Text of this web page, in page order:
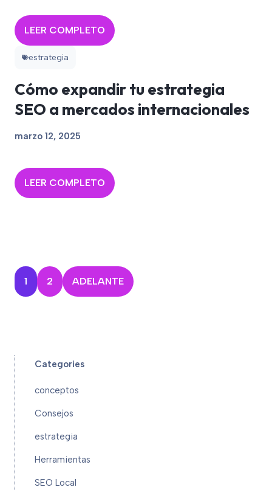
LEER COMPLETO
estrategia
Cómo expandir tu estrategia
SEO a mercados internacionales
marzo 12, 2025
LEER COMPLETO
1 2 ADELANTE
Categories
conceptos
Consejos
estrategia
Herramientas
SEO Local